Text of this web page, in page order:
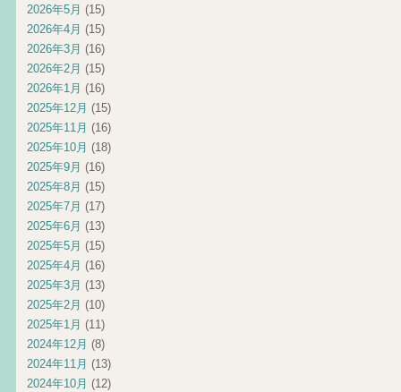
2026年5月 (15)
2026年4月 (15)
2026年3月 (16)
2026年2月 (15)
2026年1月 (16)
2025年12月 (15)
2025年11月 (16)
2025年10月 (18)
2025年9月 (16)
2025年8月 (15)
2025年7月 (17)
2025年6月 (13)
2025年5月 (15)
2025年4月 (16)
2025年3月 (13)
2025年2月 (10)
2025年1月 (11)
2024年12月 (8)
2024年11月 (13)
2024年10月 (12)